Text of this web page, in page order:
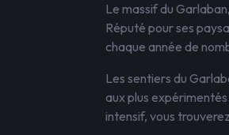
Le massif du
Réputé pour ses
chaque année de
Les sentiers du
aux plus
intensif, vous